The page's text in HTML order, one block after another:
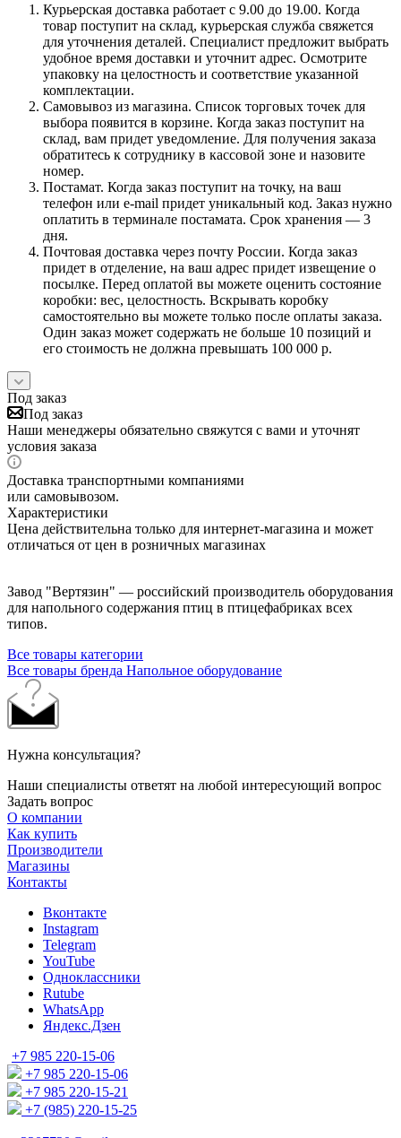
Курьерская доставка работает с 9.00 до 19.00. Когда
товар поступит на склад, курьерская служба свяжется
для уточнения деталей. Специалист предложит выбрать
удобное время доставки и уточнит адрес. Осмотрите
упаковку на целостность и соответствие указанной
комплектации.
Самовывоз из магазина. Список торговых точек для
выбора появится в корзине. Когда заказ поступит на
склад, вам придет уведомление. Для получения заказа
обратитесь к сотруднику в кассовой зоне и назовите
номер.
Постамат. Когда заказ поступит на точку, на ваш
телефон или e-mail придет уникальный код. Заказ нужно
оплатить в терминале постамата. Срок хранения — 3
дня.
Почтовая доставка через почту России. Когда заказ
придет в отделение, на ваш адрес придет извещение о
посылке. Перед оплатой вы можете оценить состояние
коробки: вес, целостность. Вскрывать коробку
самостоятельно вы можете только после оплаты заказа.
Один заказ может содержать не больше 10 позиций и
его стоимость не должна превышать 100 000 р.
Под заказ
Под заказ
Наши менеджеры обязательно свяжутся с вами и уточнят
условия заказа
Доставка транспортными компаниями
или самовывозом.
Характеристики
Цена действительна только для интернет-магазина и может
отличаться от цен в розничных магазинах
Завод "Вертязин" — российский производитель оборудования
для напольного содержания птиц в птицефабриках всех
типов.
Все товары категории
Все товары бренда Напольное оборудование
Нужна консультация?
Наши специалисты ответят на любой интересующий вопрос
Задать вопрос
О компании
Как купить
Производители
Магазины
Контакты
Вконтакте
Instagram
Telegram
YouTube
Одноклассники
Rutube
WhatsApp
Яндекс.Дзен
+7 985 220-15-06
+7 985 220-15-06
+7 985 220-15-21
+7 (985) 220-15-25